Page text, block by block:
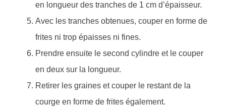
en longueur des tranches de 1 cm d’épaisseur.
Avec les tranches obtenues, couper en forme de
frites ni trop épaisses ni fines.
Prendre ensuite le second cylindre et le couper
en deux sur la longueur.
Retirer les graines et couper le restant de la
courge en forme de frites également.